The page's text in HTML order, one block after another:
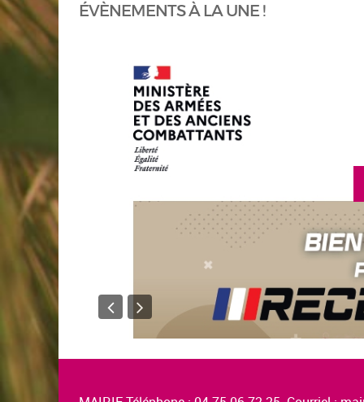
ÉVÈNEMENTS À LA UNE !